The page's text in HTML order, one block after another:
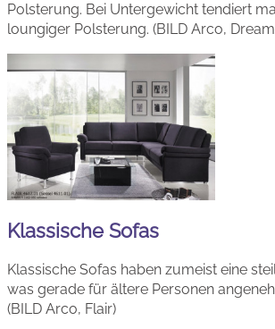
Polsterung. Bei Untergewicht tendiert
loungiger Polsterung. (BILD Arco,
Klassische Sofas
Klassische Sofas haben zumeist eine
was gerade für ältere Personen
(BILD Arco, Flair)